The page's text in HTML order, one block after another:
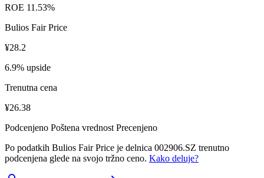
ROE 11.53%
Bulios Fair Price
¥28.2
6.9% upside
Trenutna cena
¥26.38
Podcenjeno Poštena vrednost Precenjeno
Po podatkih Bulios Fair Price je delnica 002906.SZ trenutno
podcenjena glede na svojo tržno ceno. Kako deluje?